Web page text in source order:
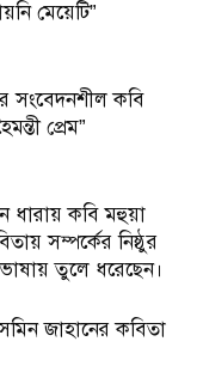
মেয়েটি”
সংবেদনশীল কবি
প্রেম”
ধারায় কবি মহুয়া
সম্পর্কের নিষ্ঠুর
তুলে ধরেছেন।
জাহানের কবিতা